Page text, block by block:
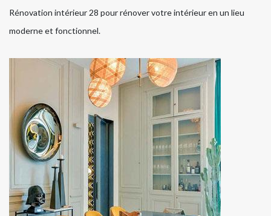
Rénovation intérieur 28 pour rénover votre intérieur en un lieu
moderne et fonctionnel.